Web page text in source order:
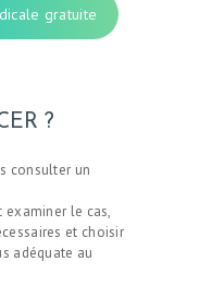
gratuite
?
consulter un
examiner le cas,
et choisir
adéquate au